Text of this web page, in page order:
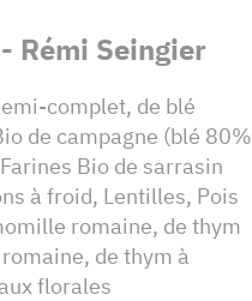
Rémi Seingier
complet, de blé
de campagne (blé 80%
Bio de sarrasin
à froid, Lentilles, Pois
romaine, de thym
de thym à
florales